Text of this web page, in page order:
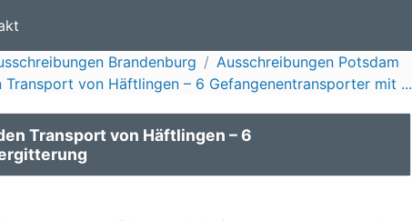
Brandenburg
Ausschreibungen Potsdam
Transport von Häftlingen – 6 Gefangenentransporter mit ...
Transport von Häftlingen – 6